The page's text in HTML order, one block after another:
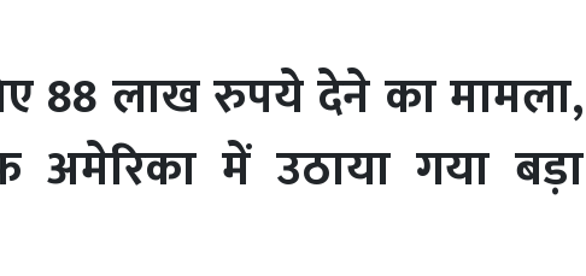
88 लाख रुपये देने का मामला,
में उठाया गया बड़ा